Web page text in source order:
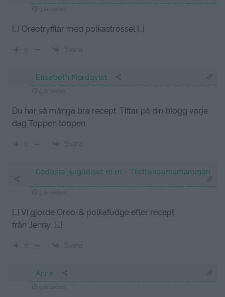
[…] Oreotryfflar med polkaströssel […]
Svara
Elisabeth Nordqvist
Du har så många bra recept. Tittar på din blogg varje
dag Toppen toppen
Svara
Godaste julgodiset m.m – Trettonbarnsmamman
[…] Vi gjorde Oreo-& polkafudge efter recept
från Jenny […]
Svara
Anne